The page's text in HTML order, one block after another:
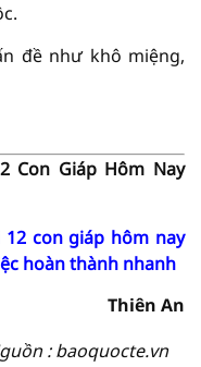
đề như khô miệng,
Con Giáp Hôm Nay
con giáp hôm nay
hoàn thành nhanh
Thiên An
: baoquocte.vn